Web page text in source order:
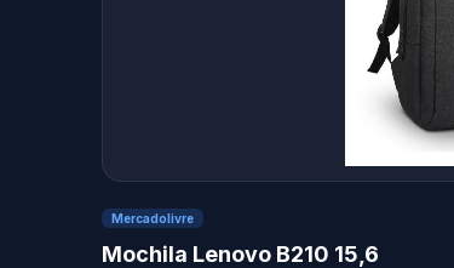
Mercadolivre
Mochila Lenovo B210 15,6